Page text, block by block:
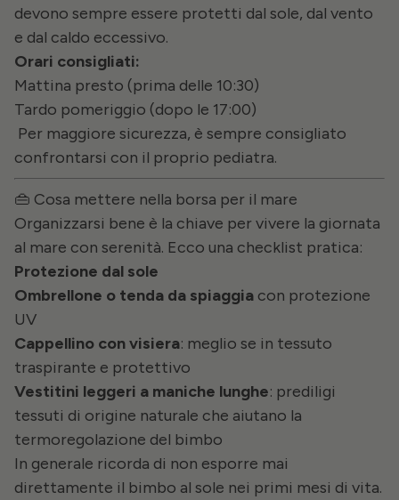
devono sempre essere protetti dal sole, dal vento
e dal caldo eccessivo.
Orari consigliati:
Mattina presto (prima delle 10:30)
Tardo pomeriggio (dopo le 17:00)
Per maggiore sicurezza, è sempre consigliato
confrontarsi con il proprio pediatra.
👜 Cosa mettere nella borsa per il mare
Organizzarsi bene è la chiave per vivere la giornata
al mare con serenità. Ecco una checklist pratica:
Protezione dal sole
Ombrellone o tenda da spiaggia con protezione
UV
Cappellino con visiera: meglio se in tessuto
traspirante e protettivo
Vestitini leggeri a maniche lunghe: prediligi
tessuti di origine naturale che aiutano la
termoregolazione del bimbo
In generale ricorda di non esporre mai
direttamente il bimbo al sole nei primi mesi di vita.